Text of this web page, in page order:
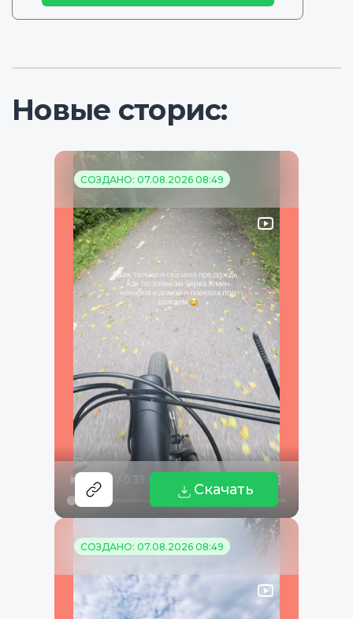
Новые сторис:
СОЗДАНО: 07.08.2026 08:49
Скачать
СОЗДАНО: 07.08.2026 08:49